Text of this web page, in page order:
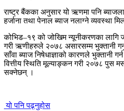
राष्ट्र बैंकका अनुसार यो ऋणमा पनि
हर्जाना तथा पेनाल ब्याज नलाग्ने व्यवस्था
कोभिड–१९ को जोखिम न्यूनीकरणका लागि
गरी ऋणीहरुले २०७८ असारसम्म भुक्तानी
साँवा ब्याज निषेधाज्ञाको कारणले भुक्तानी
वित्तीय स्थिति मूल्याङ्कन गरी २०७८ पुस
सक्नेछन् ।
यो पनि पढ्नुहोस